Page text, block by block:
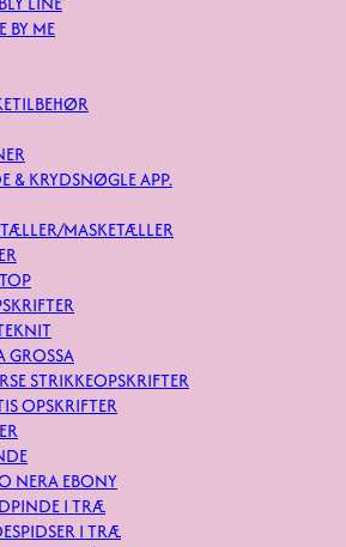
BY ME
& KRYDSNØGLE APP.
MASKETÆLLER
GROSSA
STRIKKEOPSKRIFTER
OPSKRIFTER
NERA EBONY
I TRÆ
I TRÆ